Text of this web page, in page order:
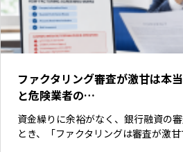
ファクタリング審査が激甘は本
と危険業者の…
資金繰りに余裕がなく、銀行融資の
とき、「ファクタリングは審査が激